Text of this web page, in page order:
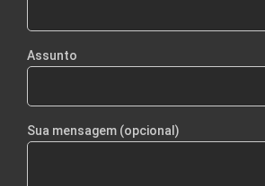
Assunto
Sua mensagem (opcional)